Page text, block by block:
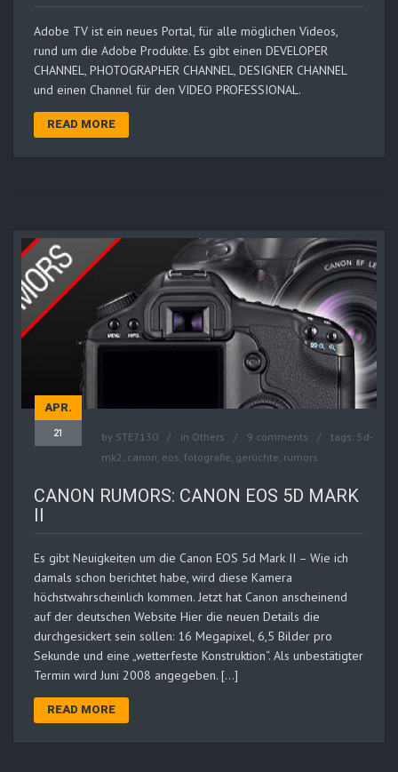
Adobe TV ist ein neues Portal, für alle möglichen Videos,
rund um die Adobe Produkte. Es gibt einen DEVELOPER
CHANNEL, PHOTOGRAPHER CHANNEL, DESIGNER CHANNEL
und einen Channel für den VIDEO PROFESSIONAL.
READ MORE
APR.
21 by STE7130 in Others 9 comments tags: 5d-
mk2 , canon, eos, fotografie, gerüchte, rumors
CANON RUMORS: CANON EOS 5D MARK
II
Es gibt Neuigkeiten um die Canon EOS 5d Mark II – Wie ich
damals schon berichtet habe, wird diese Kamera
höchstwahrscheinlich kommen. Jetzt hat Canon anscheinend
auf der deutschen Website Hier die neuen Details die
durchgesickert sein sollen: 16 Megapixel, 6,5 Bilder pro
Sekunde und eine „wetterfeste Konstruktion“. Als unbestätigter
Termin wird Juni 2008 angegeben. […]
READ MORE